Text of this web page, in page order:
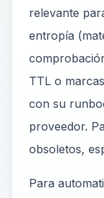
relevante
entropía
TTL o
con su
proveedor.
obsoletos,
Para